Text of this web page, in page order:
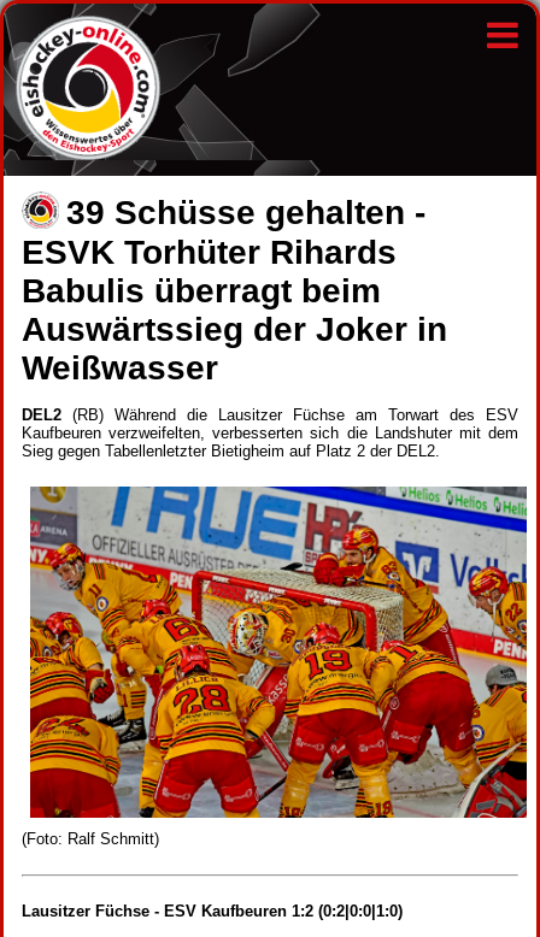
39 Schüsse gehalten -
ESVK Torhüter Rihards
Babulis überragt beim
Auswärtssieg der Joker in
Weißwasser
DEL2 (RB) Während die Lausitzer Füchse am Torwart des ESV
Kaufbeuren verzweifelten, verbesserten sich die Landshuter mit dem
Sieg gegen Tabellenletzter Bietigheim auf Platz 2 der DEL2.
(Foto: Ralf Schmitt)
Lausitzer Füchse - ESV Kaufbeuren 1:2 (0:2|0:0|1:0)